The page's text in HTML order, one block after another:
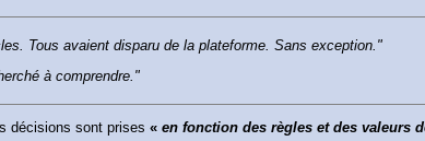
Tous avaient disparu de la plateforme. Sans exception."
à comprendre."
décisions sont prises« en fonction des règles et des valeurs